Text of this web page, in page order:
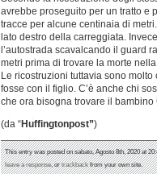
avrebbe proseguito per un tratto e
tracce per alcune centinaia di
lato destro della carreggiata.
l’autostrada scavalcando il guard
metri prima di trovare la morte
Le ricostruzioni tuttavia sono
fosse con il figlio. C’è anche chi
che ora bisogna trovare il bambino
(da “Huffingtonpost”)
This entry was posted on sabato, Agosto 8th, 2020 at
leave a response, ortrackbackfrom your own site.